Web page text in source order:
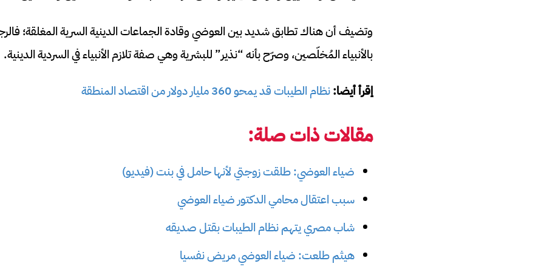
وتضيف أن هناك تطابق شديد بين العوضي وقادة الجماعات الدينية السرية المغلقة؛
بالأنبياء المُخلّصين، وصرّح بأنه “نذير” للبشرية وهي صفة تلازم الأنبياء في السردية الدينية.
إقرأ أيضا:نظام الطيبات قد يمحو 360 مليار دولار من اقتصاد المنطقة
مقالات ذات صلة:
ضياء العوضي: طلقت زوجتي لأنها حامل في بنت (فيديو)
سبب اعتقال محامي الدكتور ضياء العوضي
شاب مصري يتهم نظام الطيبات بقتل صديقه
هيثم طلعت: ضياء العوضي مريض نفسيا